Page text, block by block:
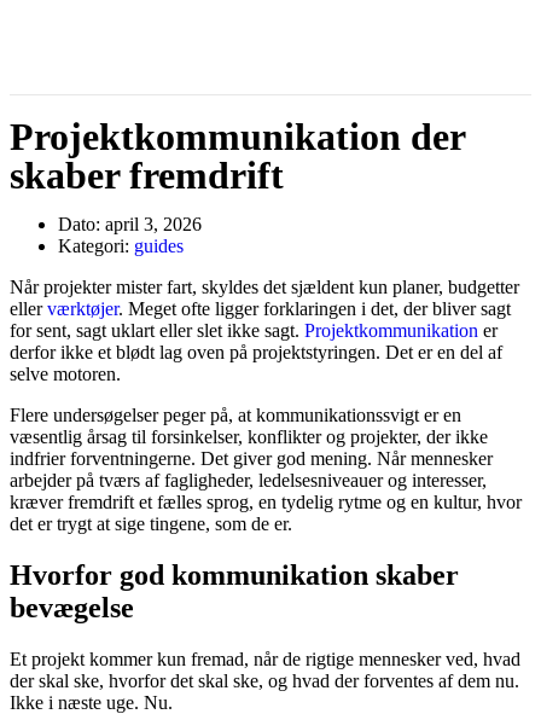
Projektkommunikation der
skaber fremdrift
Dato: april 3, 2026
Kategori: guides
Når projekter mister fart, skyldes det sjældent kun planer, budgetter
ellerværktøjer. Meget ofte ligger forklaringen i det, der bliver sagt
for sent, sagt uklart eller slet ikke sagt. Projektkommunikation er
derfor ikke et blødt lag oven på projektstyringen. Det er en del af
selve motoren.
Flere undersøgelser peger på, at kommunikationssvigt er en
væsentlig årsag til forsinkelser, konflikter og projekter, der ikke
indfrier forventningerne. Det giver god mening. Når mennesker
arbejder på tværs af fagligheder, ledelsesniveauer og interesser,
kræver fremdrift et fælles sprog, en tydelig rytme og en kultur, hvor
det er trygt at sige tingene, som de er.
Hvorfor god kommunikation skaber
bevægelse
Et projekt kommer kun fremad, når de rigtige mennesker ved, hvad
der skal ske, hvorfor det skal ske, og hvad der forventes af dem nu.
Ikke i næste uge. Nu.